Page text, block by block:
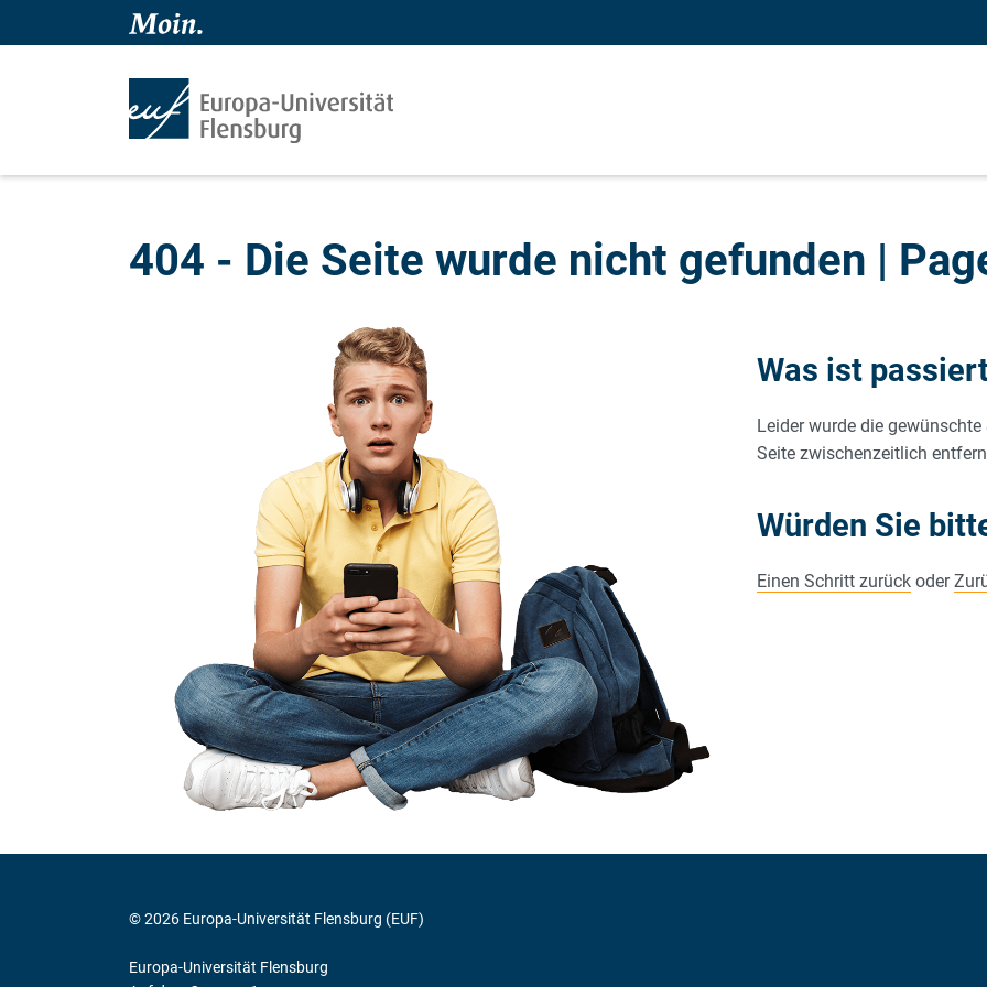
404 - Die Seite wurde nicht gefunden |
Was ist
Leider wurde die
Seite zwischenzeitlich
Würden Sie
Einen Schritt zurück oder
© 2026 Europa-Universität Flensburg (EUF)
Europa-Universität Flensburg